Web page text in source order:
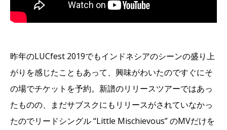
昨年のLUCfest 2019でもインドネシアのシーンの盛り上
がりを感じたこともあって、興味がわいたのですぐにそ
の場でチケットを予約。新譜のリリースツアーではあっ
たものの、まだサブスクにもリリースがされていなかっ
たのでリードシングル “Little Mischievous” のMVだけを